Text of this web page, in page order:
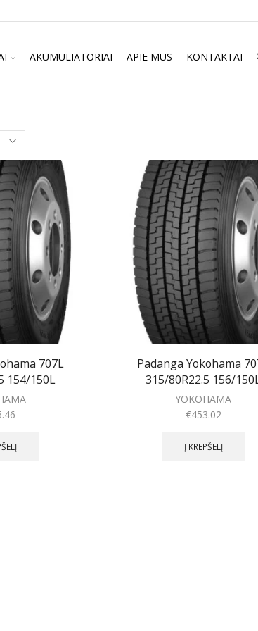
AKUMULIATORIAI APIE MUS KONTAKTAI
707L
154/150L
Padanga Yokohama
315/80R22.5 156/
YOKOHAMA
€453.02
Į KREPŠELĮ